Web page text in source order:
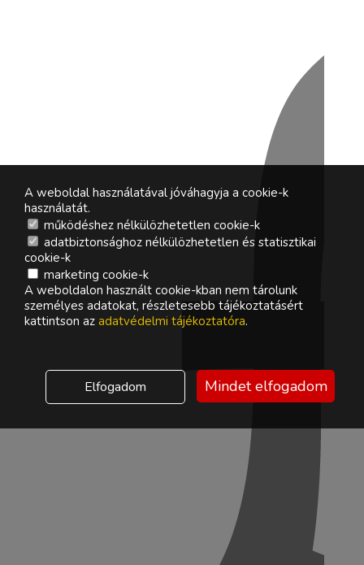
A weboldal használatával jóváhagyja a cookie-k
használatát.
működéshez nélkülözhetetlen cookie-k
adatbiztonsághoz nélkülözhetetlen és statisztikai
cookie-k
marketing cookie-k
A weboldalon használt cookie-kban nem tárolunk
személyes adatokat, részletesebb tájékoztatásért
kattintson az adatvédelmi tájékoztatóra.
Elfogadom Mindet elfogadom